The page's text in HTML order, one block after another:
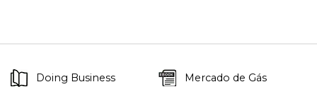
Doing Business Mercado de Gás